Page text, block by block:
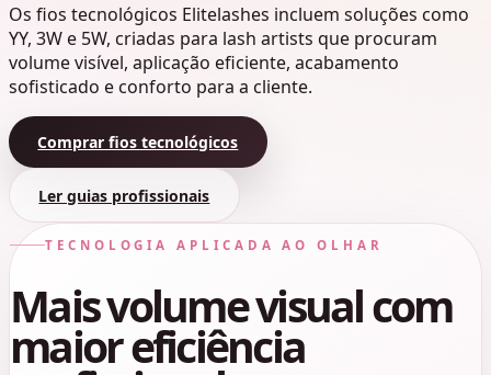
Os fios tecnológicos Elitelashes incluem soluções como
YY, 3W e 5W, criadas para lash artists que procuram
volume visível, aplicação eficiente, acabamento
sofisticado e conforto para a cliente.
Comprar fios tecnológicos
Ler guias profissionais
TECNOLOGIA APLICADA AO OLHAR
Mais volume visual com
maior eficiência